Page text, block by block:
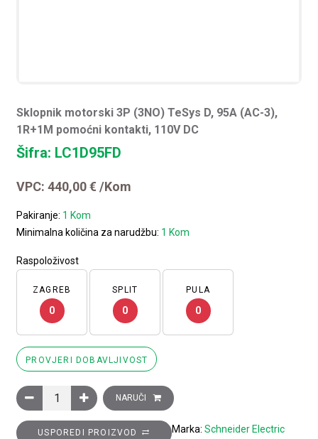
Sklopnik motorski 3P (3NO) TeSys D, 95A (AC-3),
1R+1M pomoćni kontakti, 110V DC
Šifra: LC1D95FD
VPC:440,00€ /Kom
Pakiranje: 1 Kom
Minimalna količina za narudžbu: 1 Kom
Raspoloživost
ZAGREB
0
SPLIT
0
PULA
0
PROVJERI DOBAVLJIVOST
Sklopnik motorski 3P (3NO) TeSys D, 95A (AC-3), 1R+1M
NARUČI
USPOREDI PROIZVOD Marka: Schneider Electric